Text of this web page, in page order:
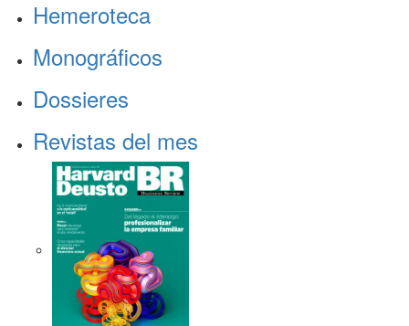
Hemeroteca
Monográficos
Dossieres
Revistas del mes